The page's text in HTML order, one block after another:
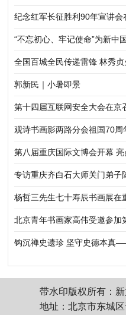
纪念红军长征胜利90年宣讲
“不忘初心、牢记使命”为新中
全国百城全民传递雷锋 林秀
郭新民｜小暑即景
第十四届互联网安全大会在京
观诗书画影两路分会祖国70周
第八届重庆国际文博会开幕 亮
专访重庆齐白石大师关门弟子
杨哲三先生七十寿辰书画展在
北京青年书画家高伟受邀参加
钩沉禅史遗珍 坚守史德本真
说开去
带水印版权所有：
地址：北京市东城